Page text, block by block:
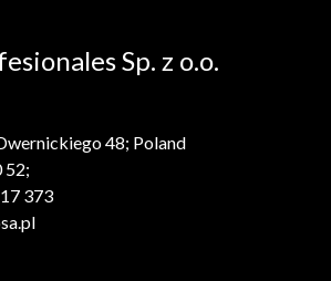
Sp. z o.o.
48; Poland
52;
373